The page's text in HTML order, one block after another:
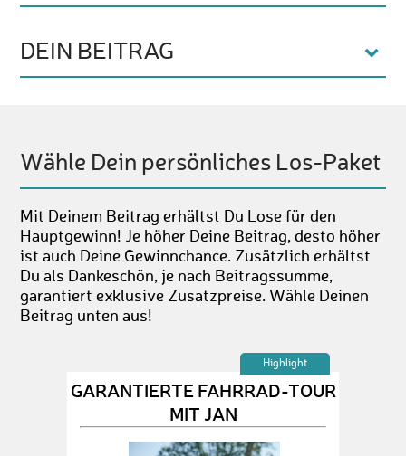
DEIN BEITRAG
Wähle Dein persönliches Los-Paket
Mit Deinem Beitrag erhältst Du Lose für den
Hauptgewinn! Je höher Deine Beitrag, desto höher
ist auch Deine Gewinnchance. Zusätzlich erhältst
Du als Dankeschön, je nach Beitragssumme,
garantiert exklusive Zusatzpreise. Wähle Deinen
Beitrag unten aus!
Highlight
GARANTIERTE FAHRRAD-TOUR
MIT JAN